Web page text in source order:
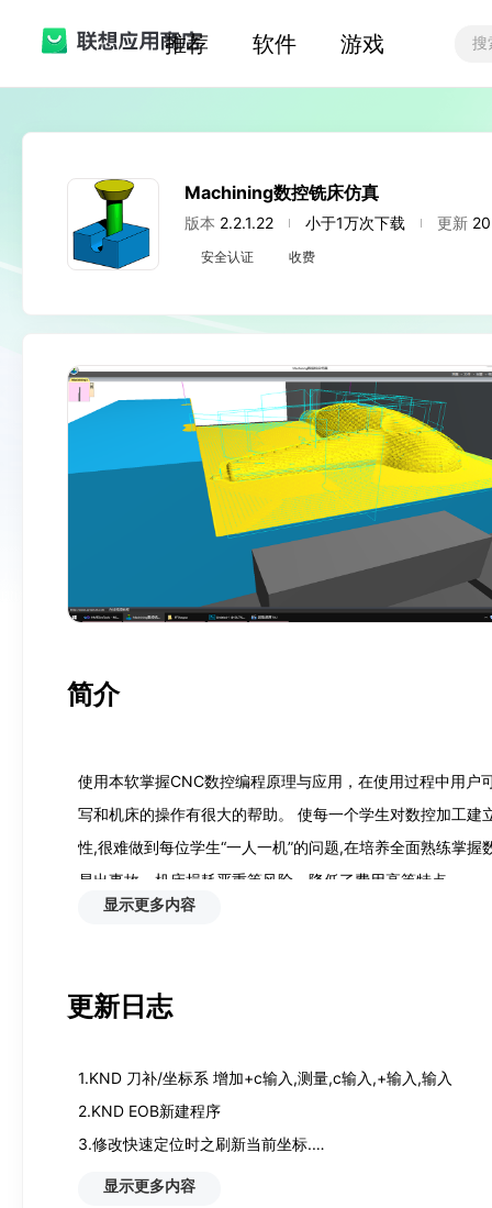
推荐 软件 游戏
Machining数控铣床仿真
版本 2.2.1.22 小于1万次下载 更新
安全认证 收费
简介
使用本软掌握CNC数控编程原理与应用，在使用过程中用
写和机床的操作有很大的帮助。 使每一个学生对数控加工
性,很难做到每位学生“一人一机”的问题,在培养全面熟练掌
易出事故、机床损耗严重等风险、降低了费用高等特点。
显示更多内容
更新日志
1.KND 刀补/坐标系 增加+c输入,测量,c输入,+输入,输入
2.KND EOB新建程序
3.修改快速定位时之刷新当前坐标.
4.修改新代面板坐标数据修改与输入问题
显示更多内容